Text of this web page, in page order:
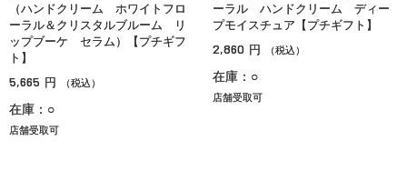
（ハンドクリーム ホワイトフロ
ーラル＆クリスタルブルーム リ
ップブーケ セラム）【プチギフ
ト】
5,665 円 （税込）
在庫：○
店舗受取可
ーラル ハンドクリーム ディー
プモイスチュア【プチギフト】
2,860 円 （税込）
在庫：○
店舗受取可